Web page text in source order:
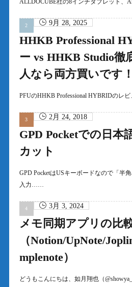
ALLDOCUBE社の8インチタブレット、
9月 28, 2025
HHKB Professional
ー vs HHKB Studio徹
人なら両方買いです！
PFUのHHKB Professional HYBRIDのレ
2月 24, 2018
GPD Pocketでの日本
カット
GPD PocketはUSキーボードなので「半
入力……
3月 3, 2024
メモ同期アプリの比
（Notion/UpNote/
mplenote）
どうもこんにちは、如月翔也（